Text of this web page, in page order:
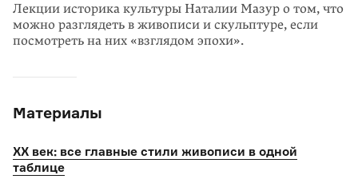
Лекции историка культуры Наталии Мазур о том, что
можно разглядеть в живописи и скульптуре, если
посмотреть на них «взглядом эпохи».
Материалы
XX век: все главные стили живописи в одной
таблице